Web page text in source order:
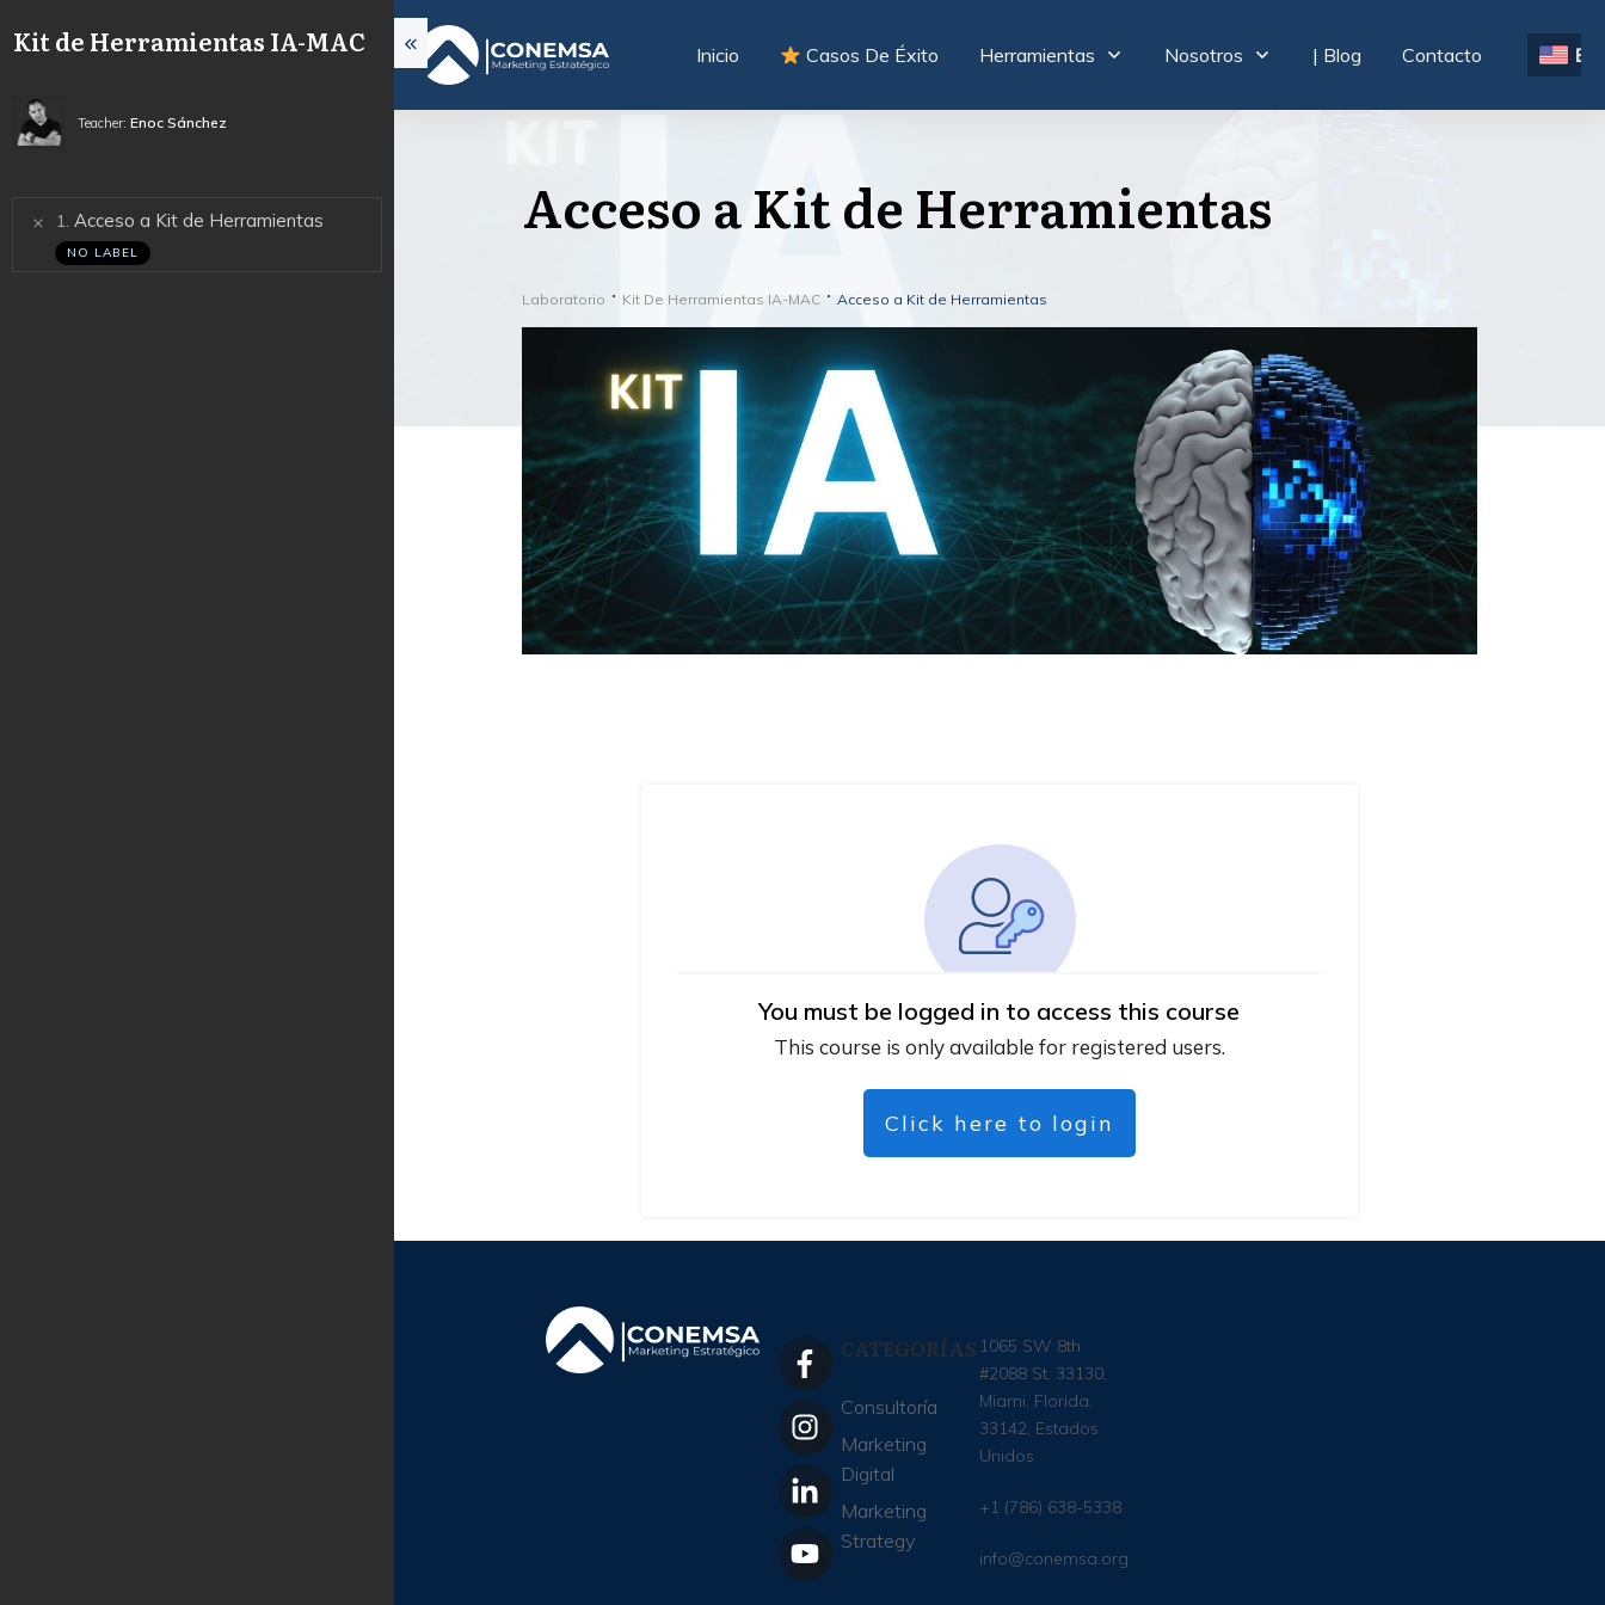
Inicio Casos De Éxito Herramientas Nosotros | Blog Contacto EN
Acceso a Kit de Herramientas
Laboratorio Kit De Herramientas IA-MAC Acceso a Kit de Herramientas
You must be logged in to access this course
This course is only available for registered users.
Click here to login
CATEGORÍAS
Consultoría
Marketing
Digital
Marketing
Strategy
1065 SW 8th
#2088 St, 33130,
Miami, Florida,
33142, Estados
Unidos
+1 (786) 638-5338
info@conemsa.org
Kit de Herramientas IA-MAC
Teacher: Enoc Sánchez
1. Acceso a Kit de Herramientas
NO LABEL